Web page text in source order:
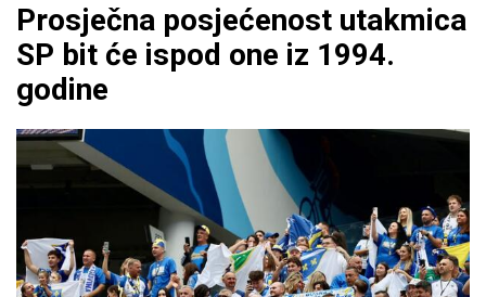
Prosječna posjećenost utakmica
SP bit će ispod one iz 1994.
godine